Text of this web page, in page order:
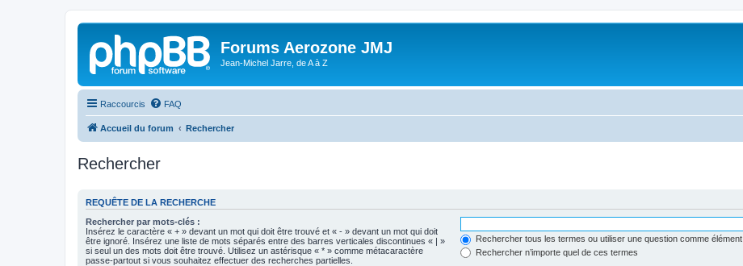
Forums Aerozone JMJ
Jean-Michel Jarre, de A à Z
Raccourcis FAQ
Accueil du forum Rechercher
Rechercher
REQUÊTE DE LA RECHERCHE
Rechercher par mots-clés :
Insérez le caractère « + » devant un mot qui doit être trouvé et « - » devant un mot qui doit
être ignoré. Insérez une liste de mots séparés entre des barres verticales discontinues « | »
si seul un des mots doit être trouvé. Utilisez un astérisque « * » comme métacaractère
passe-partout si vous souhaitez effectuer des recherches partielles.
Rechercher tous les termes ou utiliser une question comme élément
Rechercher n’importe quel de ces termes